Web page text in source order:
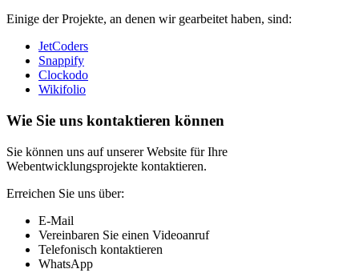
Einige der Projekte, an denen wir gearbeitet haben, sind:
JetCoders
Snappify
Clockodo
Wikifolio
Wie Sie uns kontaktieren können
Sie können uns auf unserer Website für Ihre
Webentwicklungsprojekte kontaktieren.
Erreichen Sie uns über:
E-Mail
Vereinbaren Sie einen Videoanruf
Telefonisch kontaktieren
WhatsApp